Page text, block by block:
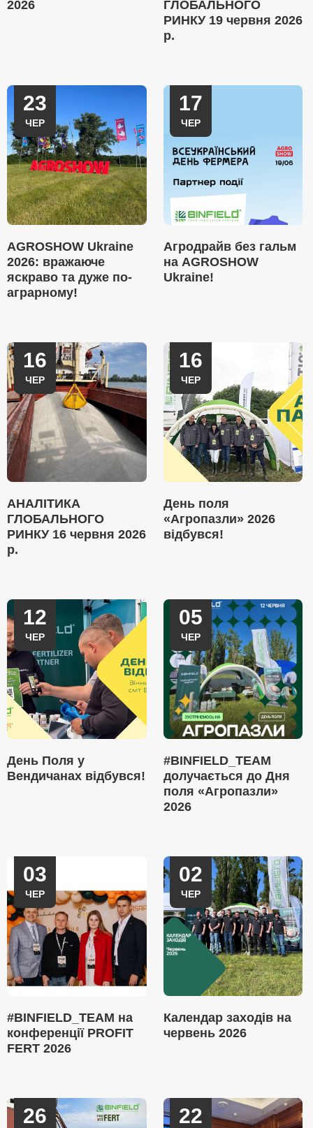
2026
ГЛОБАЛЬНОГО
РИНКУ 19 червня 2026
р.
23
ЧЕР
AGROSHOW Ukraine
2026: вражаюче
яскраво та дуже по-
аграрному!
17
ЧЕР
Агродрайв без гальм
на AGROSHOW
Ukraine!
16
ЧЕР
АНАЛІТИКА
ГЛОБАЛЬНОГО
РИНКУ 16 червня 2026
р.
16
ЧЕР
День поля
«Агропазли» 2026
відбувся!
12
ЧЕР
День Поля у
Вендичанах відбувся!
05
ЧЕР
#BINFIELD_TEAM
долучається до Дня
поля «Агропазли»
2026
03
ЧЕР
#BINFIELD_TEAM на
конференції PROFIT
FERT 2026
02
ЧЕР
Календар заходів на
червень 2026
26 22